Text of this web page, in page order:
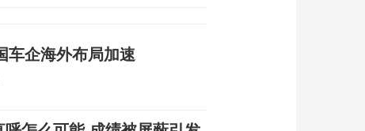
车企海外布局加速